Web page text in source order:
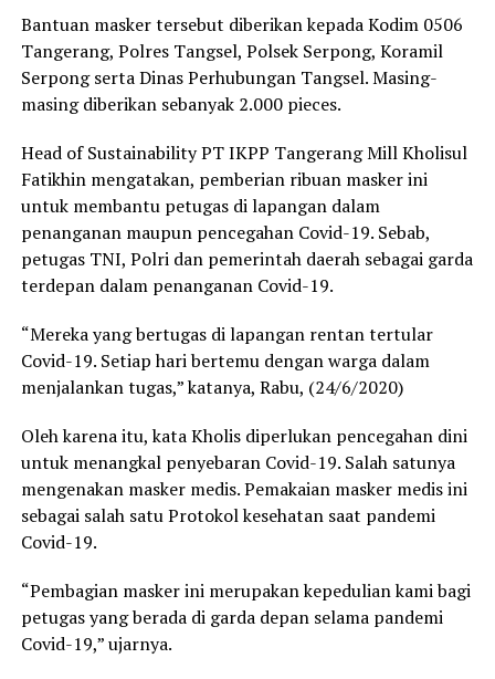
Bantuan masker tersebut diberikan kepada Kodim 0506
Tangerang, Polres Tangsel, Polsek Serpong, Koramil
Serpong serta Dinas Perhubungan Tangsel. Masing-
masing diberikan sebanyak 2.000 pieces.
Head of Sustainability PT IKPP Tangerang Mill Kholisul
Fatikhin mengatakan, pemberian ribuan masker ini
untuk membantu petugas di lapangan dalam
penanganan maupun pencegahan Covid-19. Sebab,
petugas TNI, Polri dan pemerintah daerah sebagai garda
terdepan dalam penanganan Covid-19.
“Mereka yang bertugas di lapangan rentan tertular
Covid-19. Setiap hari bertemu dengan warga dalam
menjalankan tugas,” katanya, Rabu, (24/6/2020)
Oleh karena itu, kata Kholis diperlukan pencegahan dini
untuk menangkal penyebaran Covid-19. Salah satunya
mengenakan masker medis. Pemakaian masker medis ini
sebagai salah satu Protokol kesehatan saat pandemi
Covid-19.
“Pembagian masker ini merupakan kepedulian kami bagi
petugas yang berada di garda depan selama pandemi
Covid-19,” ujarnya.